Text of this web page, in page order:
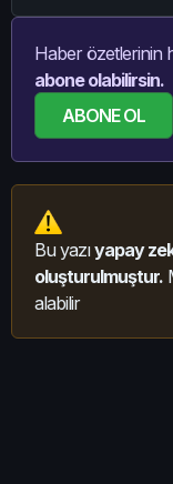
Haber özetlerinin
abone olabilirsin.
ABONE OL
Bu yazıyapay
oluşturulmuştur.
alabilir